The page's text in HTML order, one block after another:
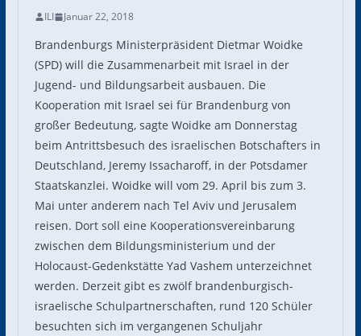
ILI Januar 22, 2018
Brandenburgs Ministerpräsident Dietmar Woidke
(SPD) will die Zusammenarbeit mit Israel in der
Jugend- und Bildungsarbeit ausbauen. Die
Kooperation mit Israel sei für Brandenburg von
großer Bedeutung, sagte Woidke am Donnerstag
beim Antrittsbesuch des israelischen Botschafters in
Deutschland, Jeremy Issacharoff, in der Potsdamer
Staatskanzlei. Woidke will vom 29. April bis zum 3.
Mai unter anderem nach Tel Aviv und Jerusalem
reisen. Dort soll eine Kooperationsvereinbarung
zwischen dem Bildungsministerium und der
Holocaust-Gedenkstätte Yad Vashem unterzeichnet
werden. Derzeit gibt es zwölf brandenburgisch-
israelische Schulpartnerschaften, rund 120 Schüler
besuchten sich im vergangenen Schuljahr